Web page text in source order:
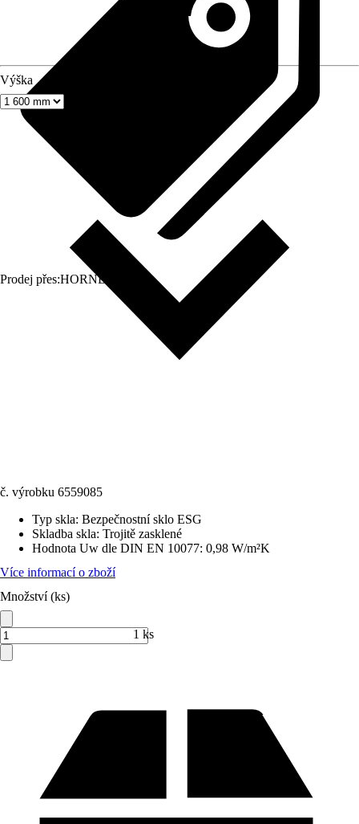
Prodej přes:HORNBACH
Výška
č. výrobku 6559085
Typ skla: Bezpečnostní sklo ESG
Skladba skla: Trojitě zasklené
Hodnota Uw dle DIN EN 10077: 0,98 W/m²K
Více informací o zboží
Množství (ks)
1 ks